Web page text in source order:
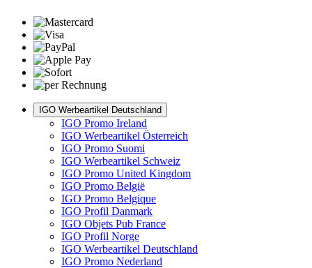
IGO Werbeartikel Deutschland
IGO Promo Ireland
IGO Werbeartikel Österreich
IGO Promo Suomi
IGO Werbeartikel Schweiz
IGO Promo United Kingdom
IGO Promo België
IGO Promo Belgique
IGO Profil Danmark
IGO Objets Pub France
IGO Profil Norge
IGO Werbeartikel Deutschland
IGO Promo Nederland